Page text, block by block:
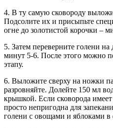
4. В ту самую сковороду
Подсолите их и присыпьте
огне до золотистой корочки –
5. Затем переверните голени
минут 5-6. После этого можно
этапу.
6. Выложите сверху на ножки
разровняйте. Долейте 150 мл
крышкой. Если сковорода
просто непригодна для
голени с овощами и яблоками в